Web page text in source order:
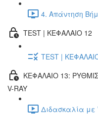
4. Απάντηση
TEST | ΚΕΦΑΛΑΙΟ 12
TEST |
ΚΕΦΑΛΑΙΟ 13:
V-RAY
Διδασκαλία με